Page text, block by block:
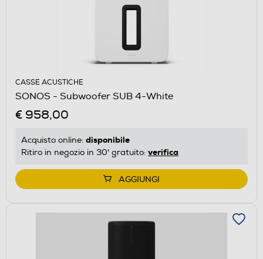
CASSE ACUSTICHE
SONOS - Subwoofer SUB 4-White
€ 958,00
Acquisto online: disponibile
Ritiro in negozio in 30' gratuito: verifica
AGGIUNGI